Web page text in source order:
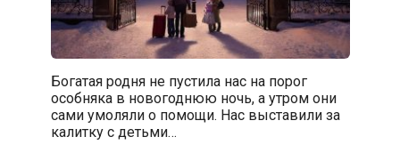
Богатая родня не пустила нас на порог
особняка в новогоднюю ночь, а утром они
сами умоляли о помощи. Нас выставили за
калитку с детьми…